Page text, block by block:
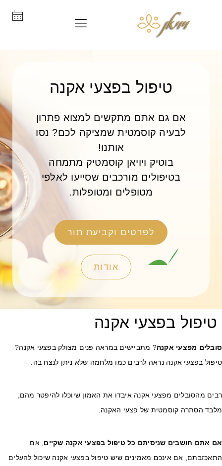
טיפול בפצעי אקנה
אם גם אתם מתקשים למצוא פתרון
לבעיה קוסמטית שמציקה לכם? נסו
אותנו!
בוטיק ויויאן קוסמטיק מתמחה
בטיפולים מורכבים שסייעו לאלפי
מטופלים ומטופלות.
לפרטים וקביעת תור
אודות
טיפול בפצעי אקנה
מפצעי אקנה? מתביישים במראה פנים מצולק בפצעי אקנה?
בפצעי אקנה נראה לרבים כמו מלחמה שלא ניתן לנצח בה.
מהסובלים מפצעי אקנה איבדו את האמון שיוכלו להיפטר מהם,
הסתרה קוסמטית של פצעי האקנה.
אתם חושבים שניסיתם כל טיפול בפצעי אקנה שקיים, אם
אם אינכם מאמינים שיש טיפול בפצעי אקנה שיכול להעלים